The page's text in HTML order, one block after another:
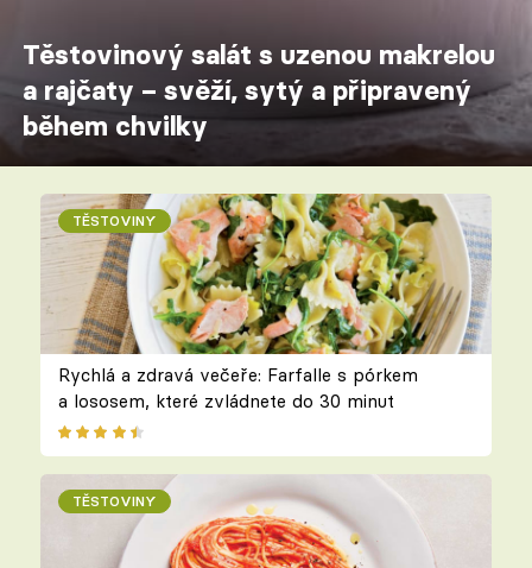
Těstovinový salát s uzenou makrelou
a rajčaty – svěží, sytý a připravený
během chvilky
TĚSTOVINY
Rychlá a zdravá večeře: Farfalle s pórkem
a lososem, které zvládnete do 30 minut
TĚSTOVINY